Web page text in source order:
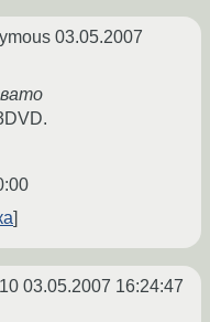
03.05.2007
03.05.2007 16:24:47